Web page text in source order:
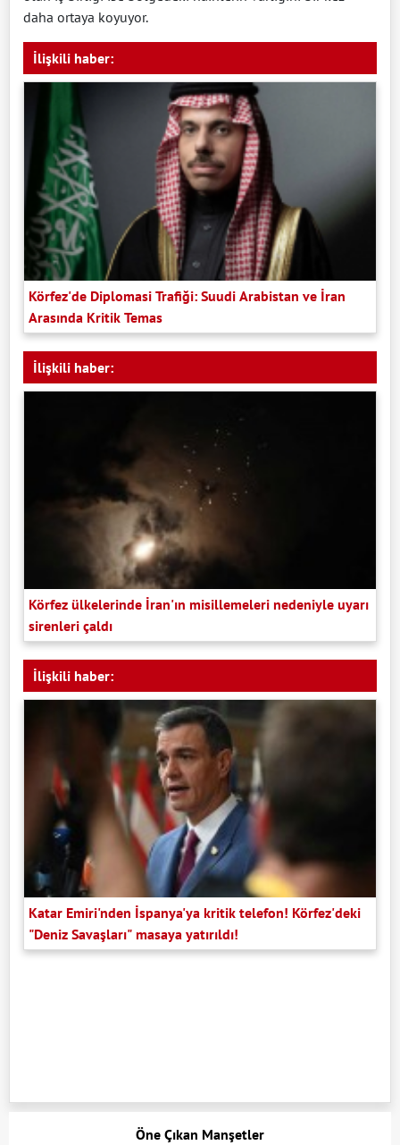
daha ortaya koyuyor.
İlişkili haber:
Körfez'de Diplomasi Trafiği: Suudi Arabistan ve İran
Arasında Kritik Temas
İlişkili haber:
Körfez ülkelerinde İran'ın misillemeleri nedeniyle uyarı
sirenleri çaldı
İlişkili haber:
Katar Emiri'nden İspanya'ya kritik telefon! Körfez'deki
"Deniz Savaşları" masaya yatırıldı!
Öne Çıkan Manşetler